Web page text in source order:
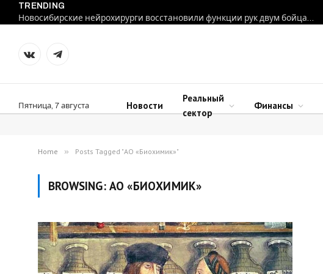
TRENDING
Новосибирские нейрохирурги восстановили функции рук двум бойцам после минно-взрывных травм
VKontakteTelegram
Пятница, 7 августа Новости
Реальный
сектор
Финансы
Home » Posts Tagged "АО «Биохимик»"
BROWSING: АО «БИОХИМИК»